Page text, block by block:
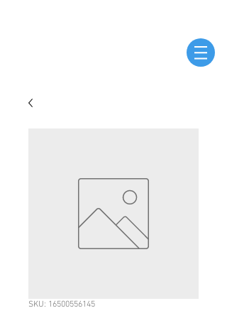
SKU: 16500556145